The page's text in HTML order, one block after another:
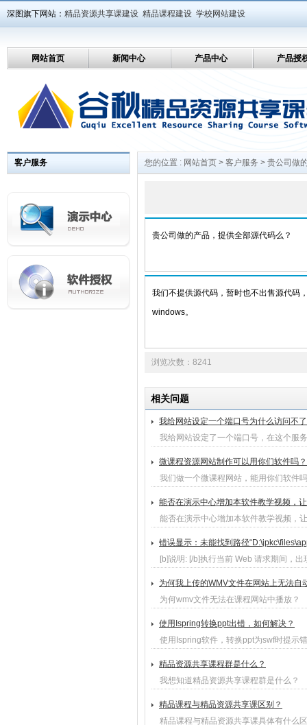
深图旗下网站： 精品资源共享课建设 精品课程建设 学校网站建设
网站首页 新闻中心 产品中心 产品授
客户服务 您的位置 : 网站首页 > 客户服务 > 贵公司做
贵公司做的产品，提供全部源代码么？
我们不提供源代码，暂时也不出售源代码
windows。
浏览次数：8241
相关问题
我给网站设定一个端口号为什么访问不
我给网站设定了一个端口号，在这个服
微课程资源网站制作可以用你们软件吗？
我们做一个微课程网站，能用你们软件
能否在演示中心增加本软件教学视频，
能否在演示中心增加本软件教学视频，
错误显示：未能找到路径
[b]说明: [/b]执行当前 Web 请求期间，出
为何我上传的WMV文件在网站上无法自
为何wmv文件无法在课程网站中播放？
使用Ispring转换ppt出错，如何解决？
使用Ispring软件，转换ppt为swf时提示
精品资源共享课程群是什么？
我想知道精品资源共享课程群是什么？
精品课程与精品资源共享课区别？
精品课程与精品资源共享课具体有什么